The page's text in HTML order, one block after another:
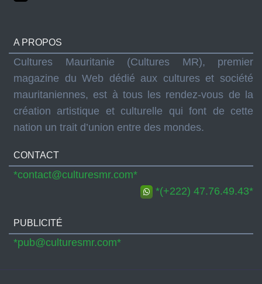
A PROPOS
Cultures Mauritanie (Cultures MR), premier
magazine du Web dédié aux cultures et société
mauritaniennes, est à tous les rendez-vous de la
création artistique et culturelle qui font de cette
nation un trait d’union entre des mondes.
CONTACT
*contact@culturesmr.com*
*(+222) 47.76.49.43*
PUBLICITÉ
*pub@culturesmr.com*